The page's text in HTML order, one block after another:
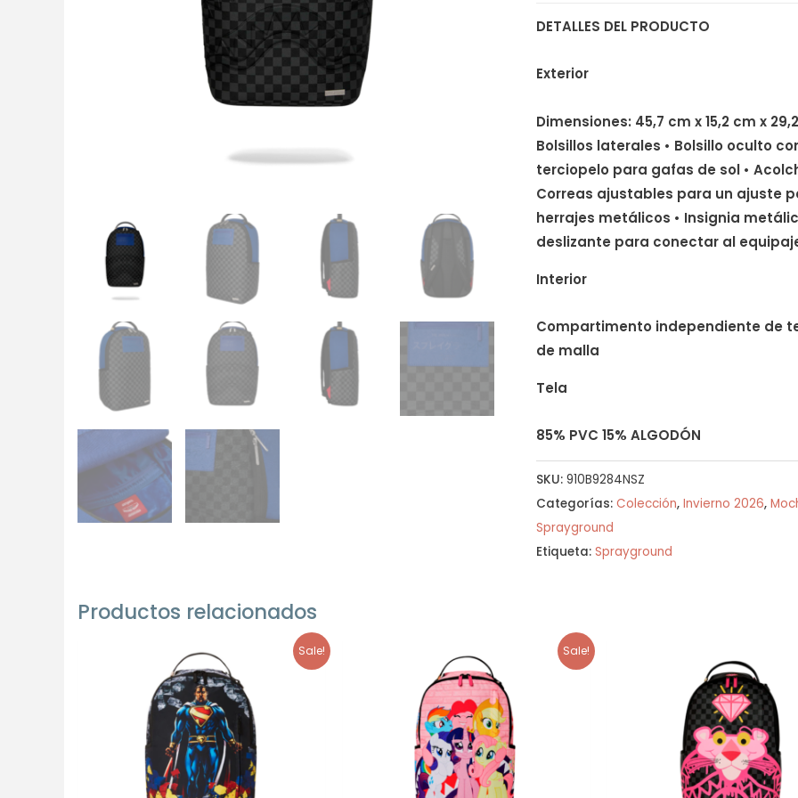
DETALLES DEL PRODUCTO
Exterior
Dimensiones: 45,7 cm x 15,2 cm x
Bolsillos laterales • Bolsillo oculto
terciopelo para gafas de sol •
Correas ajustables para un ajuste
herrajes metálicos • Insignia
deslizante para conectar al
Interior
Compartimento independiente de
de malla
Tela
85% PVC 15% ALGODÓN
SKU: 910B9284NSZ
Categorías: Colección, Invierno 2026,
Sprayground
Etiqueta: Sprayground
Productos relacionados
Sale! Sale!